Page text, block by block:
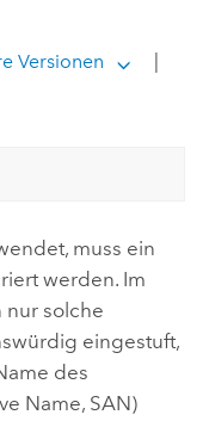
Versionen
muss ein
werden. Im
solche
eingestuft,
des
Name, SAN)